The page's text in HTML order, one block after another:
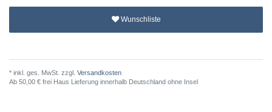
Wunschliste
* inkl. ges. MwSt. zzgl. Versandkosten
Ab 50,00 € frei Haus Lieferung innerhalb Deutschland ohne Insel